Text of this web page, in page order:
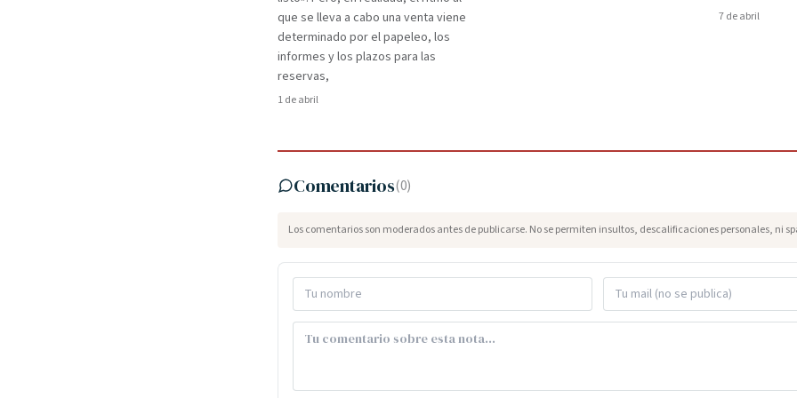
que se lleva a cabo una venta viene
determinado por el papeleo, los
informes y los plazos para las
reservas,
1 de abril
7 de abril
Comentarios(0)
Los comentarios son moderados antes de publicarse. No se permiten insultos, descalificaciones personales, ni